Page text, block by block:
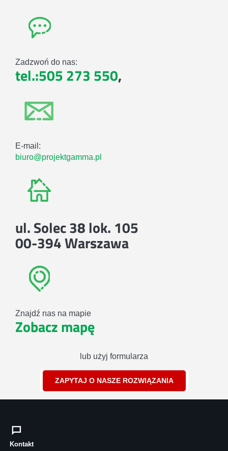
Zadzwoń do nas:
tel.:505 273 550,
E-mail:
biuro@projektgamma.pl
ul. Solec 38 lok. 105
00-394 Warszawa
Znajdź nas na mapie
Zobacz mapę
lub użyj formularza
ZAPYTAJ O NASZE ROZWIĄZANIA
Kontakt